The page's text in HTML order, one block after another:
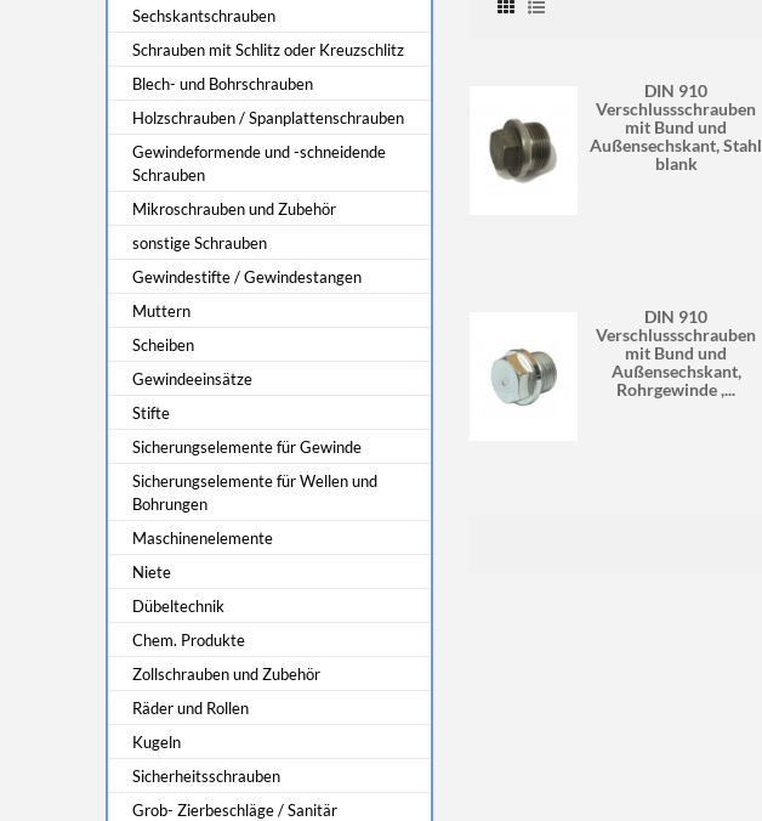
Sechskantschrauben
Schrauben mit Schlitz oder Kreuzschlitz
Blech- und Bohrschrauben
Holzschrauben / Spanplattenschrauben
Gewindeformende und -schneidende
Schrauben
Mikroschrauben und Zubehör
sonstige Schrauben
Gewindestifte / Gewindestangen
Muttern
Scheiben
Gewindeeinsätze
Stifte
Sicherungselemente für Gewinde
Sicherungselemente für Wellen und
Bohrungen
Maschinenelemente
Niete
Dübeltechnik
Chem. Produkte
Zollschrauben und Zubehör
Räder und Rollen
Kugeln
Sicherheitsschrauben
Grob- Zierbeschläge / Sanitär
DIN 910
Verschlussschrauben
mit Bund und
Außensechskant, Stahl
blank
DIN 910
Verschlussschrauben
mit Bund und
Außensechskant,
Rohrgewinde ,...